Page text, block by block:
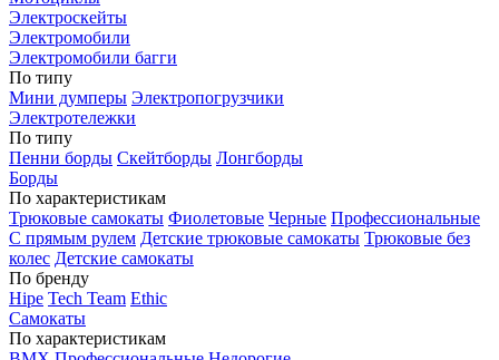
Электроскейты
Электромобили
Электромобили багги
По типу
Мини думперы Электропогрузчики
Электротележки
По типу
Пенни борды Скейтборды Лонгборды
Борды
По характеристикам
Трюковые самокаты Фиолетовые Черные Профессиональные
С прямым рулем Детские трюковые самокаты Трюковые без
колес Детские самокаты
По бренду
Hipe Tech Team Ethic
Самокаты
По характеристикам